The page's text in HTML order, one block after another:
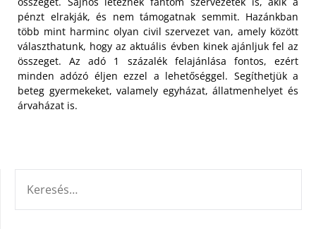
pénzt elrakják, és nem támogatnak semmit. Hazánkban
több mint harminc olyan civil szervezet van, amely között
választhatunk, hogy az aktuális évben kinek ajánljuk fel az
összeget. Az adó 1 százalék felajánlása fontos, ezért
minden adózó éljen ezzel a lehetőséggel. Segíthetjük a
beteg gyermekeket, valamely egyházat, állatmenhelyet és
árvaházat is.